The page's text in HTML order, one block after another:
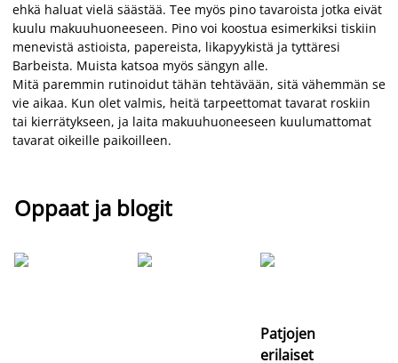
ehkä haluat vielä säästää. Tee myös pino tavaroista jotka eivät
kuulu makuuhuoneeseen. Pino voi koostua esimerkiksi tiskiin
menevistä astioista, papereista, likapyykistä ja tyttäresi
Barbeista. Muista katsoa myös sängyn alle.
Mitä paremmin rutinoidut tähän tehtävään, sitä vähemmän se
vie aikaa. Kun olet valmis, heitä tarpeettomat tavarat roskiin
tai kierrätykseen, ja laita makuuhuoneeseen kuulumattomat
tavarat oikeille paikoilleen.
Oppaat ja blogit
Patjojen
erilaiset